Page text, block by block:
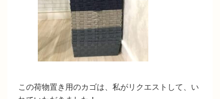
この荷物置き用のカゴは、私がリクエストして、い